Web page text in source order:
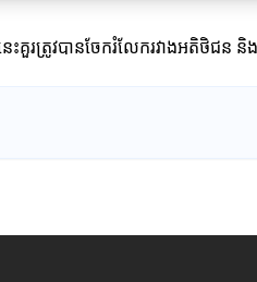
រត្រូវបានចែករំលែករវាងអតិថិជន